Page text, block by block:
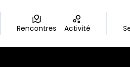
Rencontres Activité